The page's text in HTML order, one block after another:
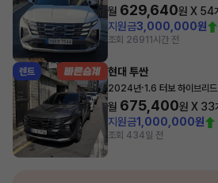
월 629,640원 X 54
지원금3,000,000원
조회 26911시간 전
렌트 현대 투싼
2024년·1.6 터보 하이브리
월 675,400원 X 33
지원금1,000,000원
조회 434일 전